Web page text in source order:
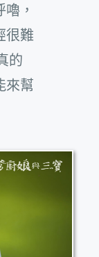
，
很難
的
來幫